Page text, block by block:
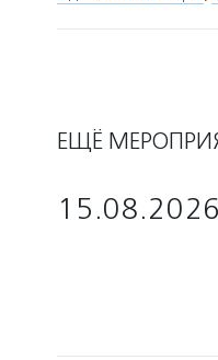
ЕЩЁ
15.08.2026